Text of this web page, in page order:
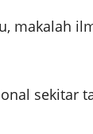
makalah
sekitar